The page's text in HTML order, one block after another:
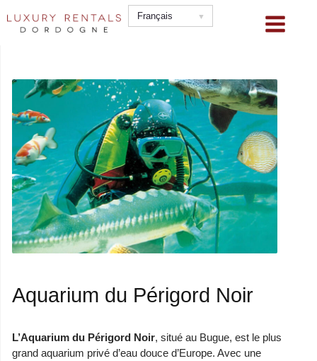
au
contenu
Français
Aquarium du Périgord Noir
L’Aquarium du Périgord Noir, situé au Bugue, est le plus
grand aquarium privé d’eau douce d’Europe. Avec une